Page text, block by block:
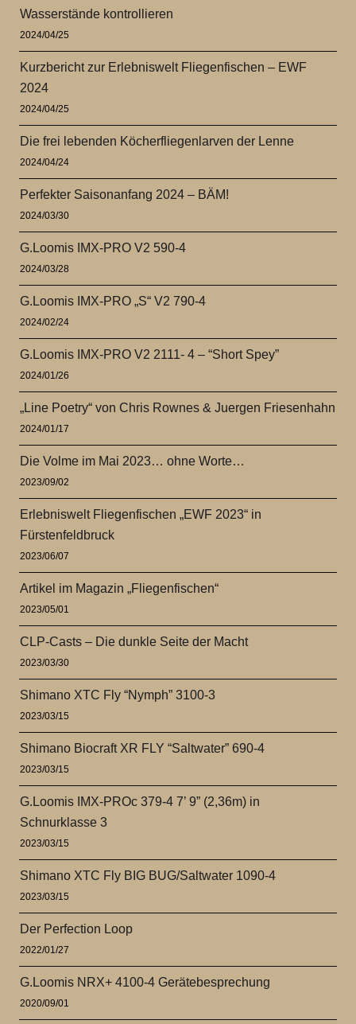
Wasserstände kontrollieren
2024/04/25
Kurzbericht zur Erlebniswelt Fliegenfischen – EWF
2024
2024/04/25
Die frei lebenden Köcherfliegenlarven der Lenne
2024/04/24
Perfekter Saisonanfang 2024 – BÄM!
2024/03/30
G.Loomis IMX-PRO V2 590-4
2024/03/28
G.Loomis IMX-PRO „S“ V2 790-4
2024/02/24
G.Loomis IMX-PRO V2 2111- 4 – “Short Spey”
2024/01/26
„Line Poetry“ von Chris Rownes & Juergen Friesenhahn
2024/01/17
Die Volme im Mai 2023… ohne Worte…
2023/09/02
Erlebniswelt Fliegenfischen „EWF 2023“ in
Fürstenfeldbruck
2023/06/07
Artikel im Magazin „Fliegenfischen“
2023/05/01
CLP-Casts – Die dunkle Seite der Macht
2023/03/30
Shimano XTC Fly “Nymph” 3100-3
2023/03/15
Shimano Biocraft XR FLY “Saltwater” 690-4
2023/03/15
G.Loomis IMX-PROc 379-4 7’ 9” (2,36m) in
Schnurklasse 3
2023/03/15
Shimano XTC Fly BIG BUG/Saltwater 1090-4
2023/03/15
Der Perfection Loop
2022/01/27
G.Loomis NRX+ 4100-4 Gerätebesprechung
2020/09/01